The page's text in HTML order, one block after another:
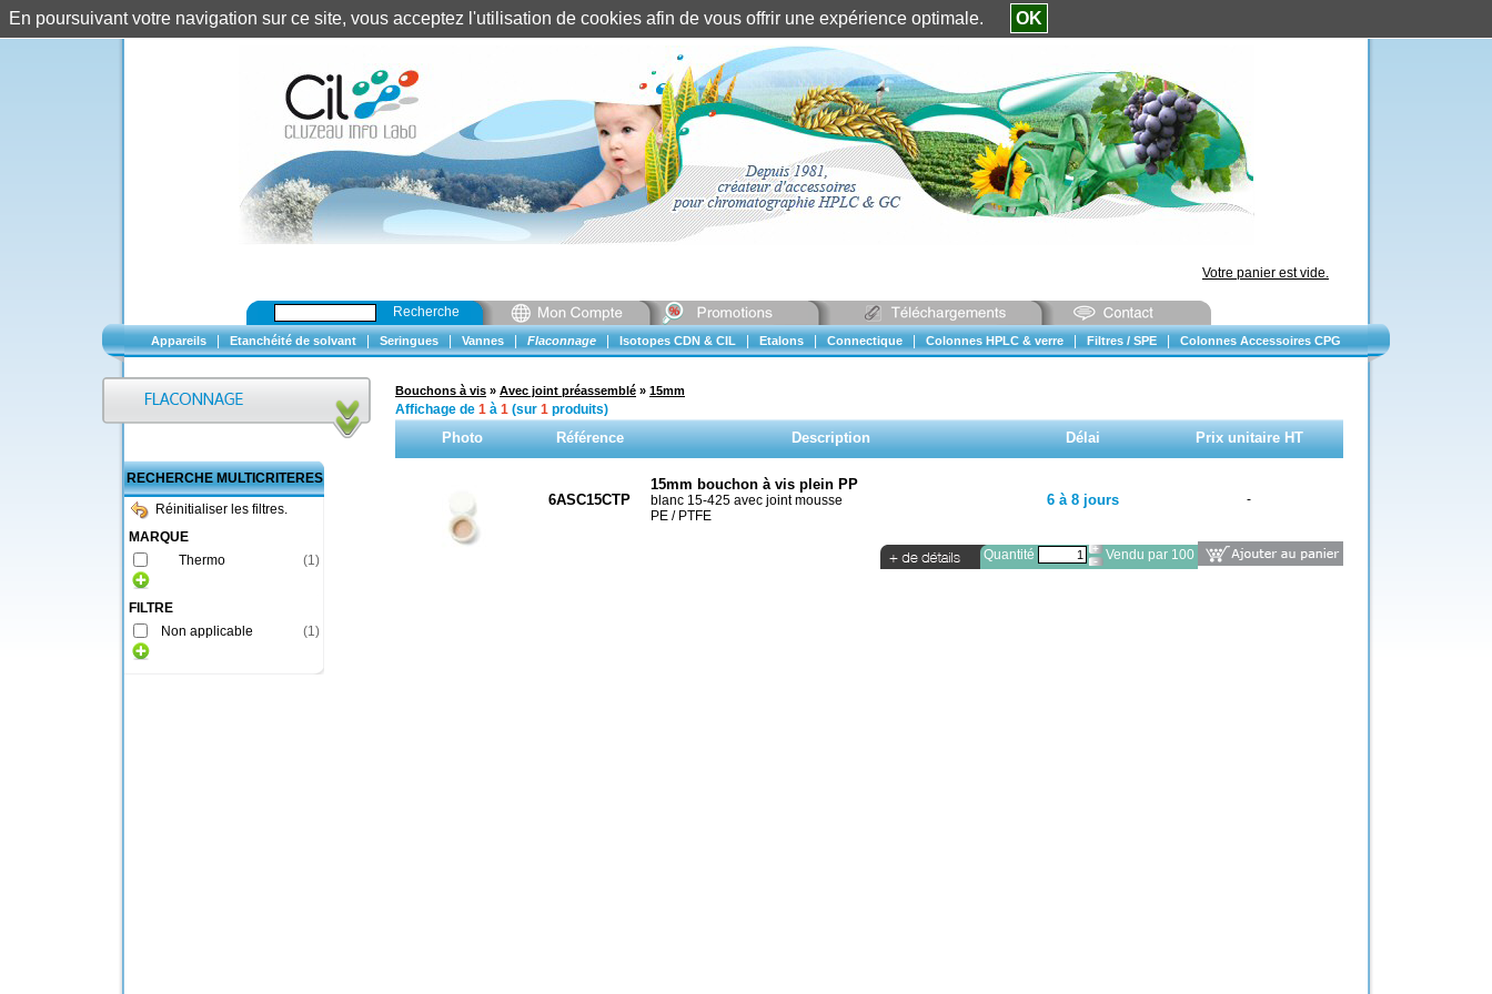
Identification client ||Mon compte
Votre panier est vide.
Recherche
Appareils Etanchéité de solvant Seringues Vannes Flaconnage Isotopes CDN & CIL Etalons Connectique Colonnes HPLC & verre Filtres / SPE Colonnes Accessoires CPG
RECHERCHE MULTICRITERES
Réinitialiser les filtres.
MARQUE
Thermo
(1)
FILTRE
Non applicable
(1)
Bouchons à vis » Avec joint préassemblé » 15mm
Affichage de 1 à 1 (sur 1 produits)
Photo Référence Description Délai Prix unitaire HT
6ASC15CTP
15mm bouchon à vis plein PP
blanc 15-425 avec joint mousse
PE / PTFE
6 à 8 jours -
Quantité Vendu par 100
En poursuivant votre navigation sur ce site, vous acceptez l'utilisation de cookies afin de vous offrir une expérience optimale. OK